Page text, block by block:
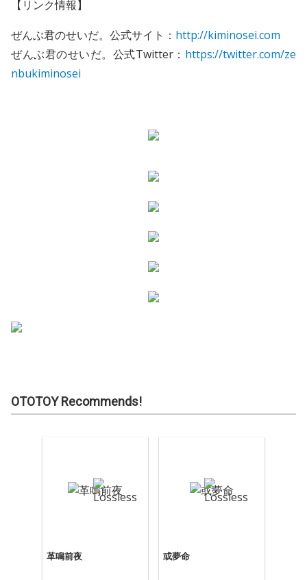
【リンク情報】
ぜんぶ君のせいだ。公式サイト： http://kiminosei.com
ぜんぶ君のせいだ。公式Twitter： https://twitter.com/ze
nbukiminosei
OTOTOY Recommends!
革鳴前夜 或夢命